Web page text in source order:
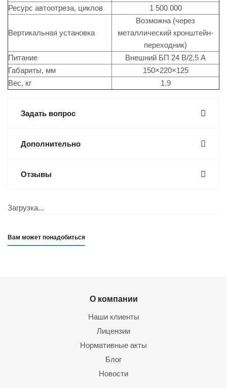
Ресурс автоотреза, циклов
1 500 000
Вертикальная установка
Возможна (через
металлический кронштейн-
переходник)
Питание
Внешний БП 24 В/2,5 А
Габариты, мм
150×220×125
Вес, кг
1.9
Задать вопрос
Дополнительно
Отзывы
Загрузка...
Вам может понадобиться
О компании
Наши клиенты
Лицензии
Нормативные акты
Блог
Новости